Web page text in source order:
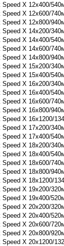
X 12x400/
X 12x600/
X 12x800/
X 14x200/
X 14x400/
X 14x600/
X 14x800/
X 15x200/
X 15x400/
X 16x200/
X 16x400/
X 16x600/
X 16x800/
X 16x1200/
X 17x200/
X 17x400/
X 18x200/
X 18x400/
X 18x600/
X 18x800/
X 18x1200/
X 19x200/
X 19x400/
X 20x200/
X 20x400/
X 20x600/
X 20x800/
X 20x1200/